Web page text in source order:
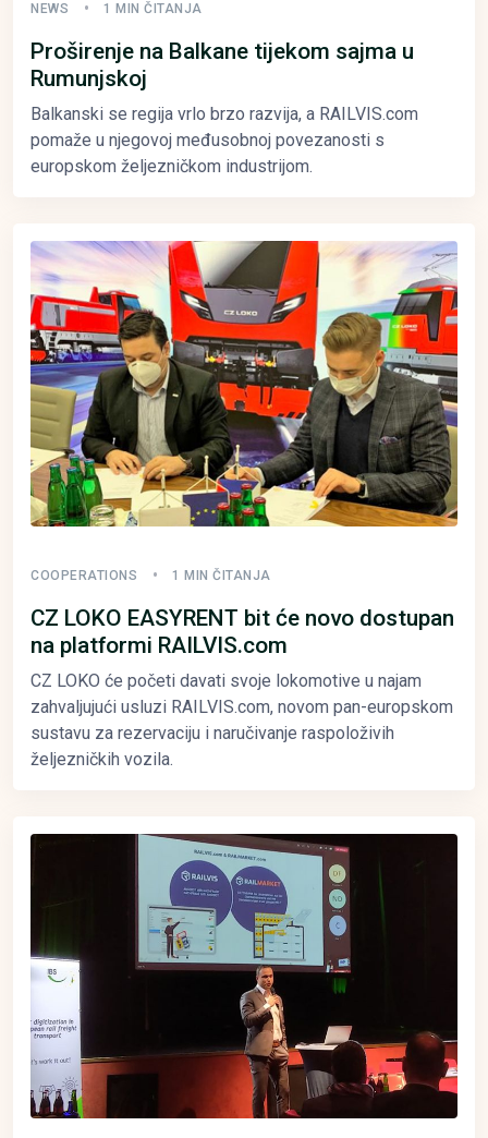
NEWS 1 MIN ČITANJA
Proširenje na Balkane tijekom sajma u
Rumunjskoj
Balkanski se regija vrlo brzo razvija, a RAILVIS.com
pomaže u njegovoj međusobnoj povezanosti s
europskom željezničkom industrijom.
COOPERATIONS 1 MIN ČITANJA
CZ LOKO EASYRENT bit će novo dostupan
na platformi RAILVIS.com
CZ LOKO će početi davati svoje lokomotive u najam
zahvaljujući usluzi RAILVIS.com, novom pan-europskom
sustavu za rezervaciju i naručivanje raspoloživih
željezničkih vozila.